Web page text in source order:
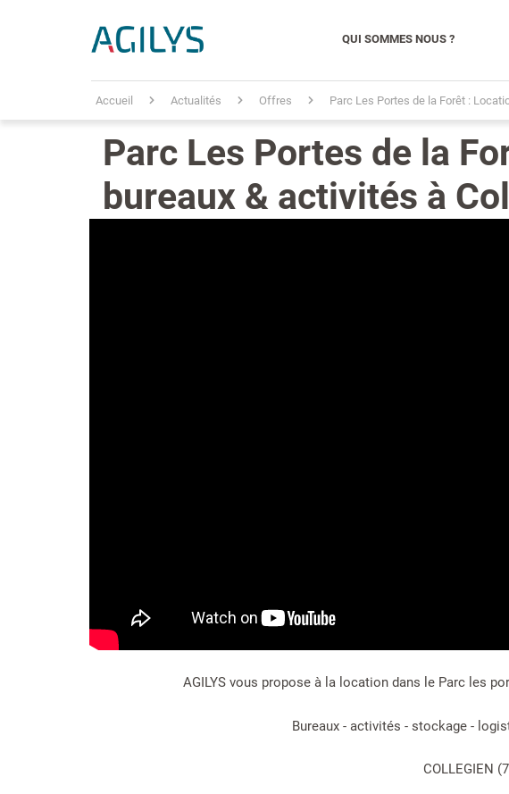
QUI SOMMES NOUS ?
Accueil Actualités Offres Parc Les Portes de la Forêt :
Parc Les Portes de la
bureaux & activités à
AGILYS vous propose à la location dans le Parc les
Bureaux - activités - stockage -
COLLEGIEN